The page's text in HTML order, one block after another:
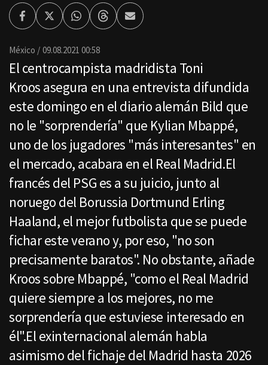
FacebookTwitterWhatsappThreadsEnviar
por
México 09.08.2021 00:58
El centrocampista madridista Toni
Kroos asegura en una entrevista difundida
este domingo en el diario alemán Bild que
no le "sorprendería" que Kylian Mbappé,
uno de los jugadores "más interesantes" en
el mercado, acabara en el Real Madrid.El
francés del PSG es a su juicio, junto al
noruego del Borussia Dortmund Erling
Haaland, el mejor futbolista que se puede
fichar este verano y, por eso, "no son
precisamente baratos". No obstante, añade
Kroos sobre Mbappé, "como el Real Madrid
quiere siempre a los mejores, no me
sorprendería que estuviese interesado en
él".El exinternacional alemán habla
asimismo del fichaje del Madrid hasta 2026